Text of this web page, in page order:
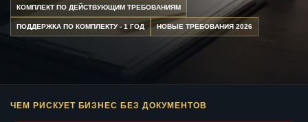
КОМПЛЕКТ ПО ДЕЙСТВУЮЩИМ ТРЕБОВАНИЯМ
ПОДДЕРЖКА ПО КОМПЛЕКТУ - 1 ГОД НОВЫЕ ТРЕБОВАНИЯ 2026
ЧЕМ РИСКУЕТ БИЗНЕС БЕЗ ДОКУМЕНТОВ